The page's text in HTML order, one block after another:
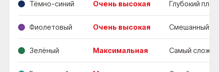
Тёмно-синий Очень высокая Глубокий
Фиолетовый Очень высокая Смешанный
Зелёный Максимальная Самый